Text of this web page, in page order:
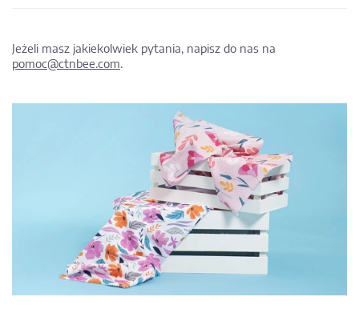
Jeżeli masz jakiekolwiek pytania, napisz do nas na
pomoc@ctnbee.com.